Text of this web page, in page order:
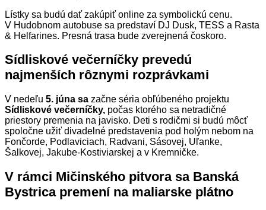
Lístky sa budú dať zakúpiť online za symbolickú cenu.
V Hudobnom autobuse sa predstaví DJ Dusk, TESS a Rasta
& Helfarines. Presná trasa bude zverejnená čoskoro.
Sídliskové večerníčky prevedú
najmenších rôznymi rozprávkami
V nedeľu 5. júna sa začne séria obľúbeného projektu
Sídliskové večerníčky, počas ktorého sa netradičné
priestory premenia na javisko. Deti s rodičmi si budú môcť
spoločne užiť divadelné predstavenia pod holým nebom na
Fončorde, Podlaviciach, Radvani, Sásovej, Uľanke,
Šalkovej, Jakube-Kostiviarskej a v Kremničke.
V rámci Mičinského pitvora sa Banská
Bystrica premení na maliarske plátno